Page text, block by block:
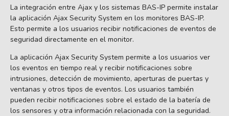
La integración entre Ajax y los sistemas BAS-IP permite instalar
la aplicación Ajax Security System en los monitores BAS-IP.
Esto permite a los usuarios recibir notificaciones de eventos de
seguridad directamente en el monitor.
La aplicación Ajax Security System permite a los usuarios ver
los eventos en tiempo real y recibir notificaciones sobre
intrusiones, detección de movimiento, aperturas de puertas y
ventanas y otros tipos de eventos. Los usuarios también
pueden recibir notificaciones sobre el estado de la batería de
los sensores y otra información relacionada con la seguridad.